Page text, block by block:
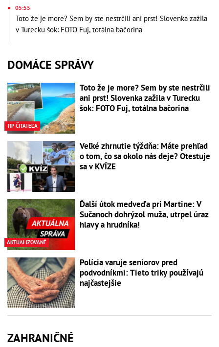
05:55
Toto že je more? Sem by ste nestrčili ani prst! Slovenka zažila
v Turecku šok: FOTO Fuj, totálna bačorina
DOMÁCE SPRÁVY
TIP ČITATEĽA
Toto že je more? Sem by ste nestrčili
ani prst! Slovenka zažila v Turecku
šok: FOTO Fuj, totálna bačorina
Veľké zhrnutie týždňa: Máte prehľad
o tom, čo sa okolo nás deje? Otestuje
sa v KVÍZE
AKTUALIZOVANÉ
Ďalší útok medveďa pri Martine: V
Sučanoch dohrýzol muža, utrpel úraz
hlavy a hrudníka!
Polícia varuje seniorov pred
podvodníkmi: Tieto triky používajú
najčastejšie
ZAHRANIČNÉ